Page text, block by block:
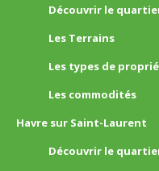
Découvrir le
Les Terrains
Les types de
Les commodités
Havre sur Saint-Laurent
Découvrir le